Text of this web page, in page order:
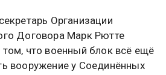
Организации
Договора Марк Рютте
что военный блок всё ещё
вооружение у Соединённых